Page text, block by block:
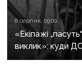
8 серпня, 09:00
«Екіпажі
виклик»: куди
надзвичайних